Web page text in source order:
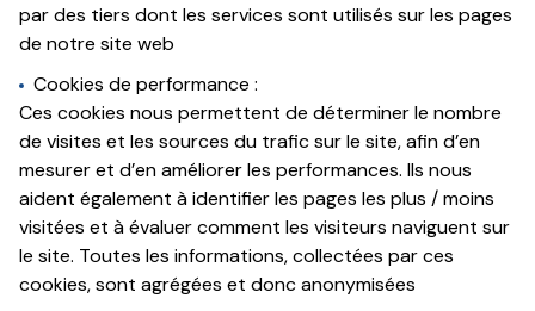
par des tiers dont les services sont utilisés sur les pages
de notre site web
Cookies de performance :
Ces cookies nous permettent de déterminer le nombre
de visites et les sources du trafic sur le site, afin d’en
mesurer et d’en améliorer les performances. Ils nous
aident également à identifier les pages les plus / moins
visitées et à évaluer comment les visiteurs naviguent sur
le site. Toutes les informations, collectées par ces
cookies, sont agrégées et donc anonymisées